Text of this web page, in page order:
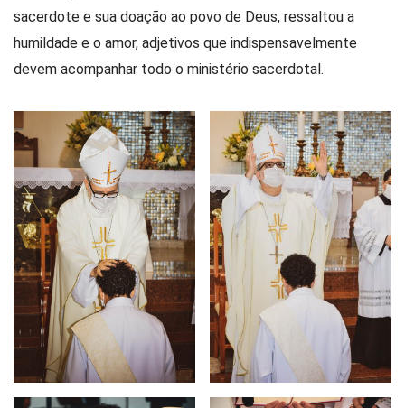
sacerdote e sua doação ao povo de Deus, ressaltou a
humildade e o amor, adjetivos que indispensavelmente
devem acompanhar todo o ministério sacerdotal.